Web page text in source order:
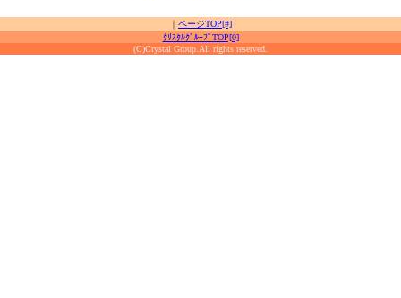
｜ ページTOP[#]
ｸﾘｽﾀﾙｸﾞﾙｰﾌﾟTOP[0]
(C)Crystal Group.All rights reserved.